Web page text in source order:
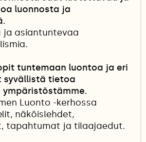
luonnosta ja
ja asiantuntevaa
tuntemaan luontoa ja eri
syvällistä tietoa
Luonto -kerhossa
näköislehdet,
tapahtumat ja tilaajaedut.